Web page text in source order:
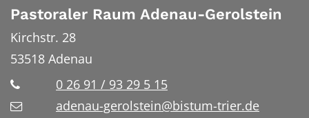
Pastoraler Raum Adenau-Gerolstein
Kirchstr. 28
53518 Adenau
0 26 91 / 93 29 5 15
adenau-gerolstein@bistum-trier.de